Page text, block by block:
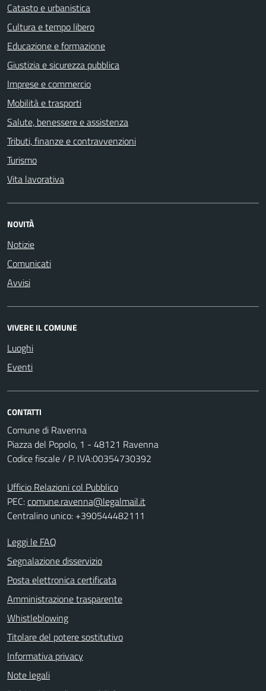
Catasto e urbanistica
Cultura e tempo libero
Educazione e formazione
Giustizia e sicurezza pubblica
Imprese e commercio
Mobilità e trasporti
Salute, benessere e assistenza
Tributi, finanze e contravvenzioni
Turismo
Vita lavorativa
NOVITÀ
Notizie
Comunicati
Avvisi
VIVERE IL COMUNE
Luoghi
Eventi
CONTATTI
Comune di Ravenna
Piazza del Popolo, 1 - 48121 Ravenna
Codice fiscale / P. IVA:00354730392
Ufficio Relazioni col Pubblico
PEC:comune.ravenna@legalmail.it
Centralino unico: +390544482111
Leggi le FAQ
Segnalazione disservizio
Posta elettronica certificata
Amministrazione trasparente
Whistleblowing
Titolare del potere sostitutivo
Informativa privacy
Note legali